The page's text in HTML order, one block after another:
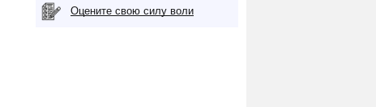
Оцените свою силу воли